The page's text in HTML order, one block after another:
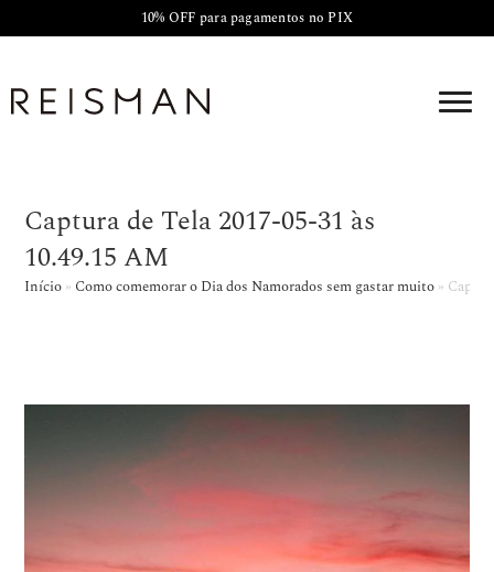
10% OFF para pagamentos no PIX
Captura de Tela 2017-05-31 às
10.49.15 AM
Início » Como comemorar o Dia dos Namorados sem gastar muito »